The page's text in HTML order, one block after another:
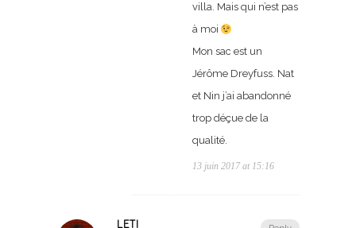
villa. Mais qui n’est pas
à moi
Mon sac est un
Jérôme Dreyfuss. Nat
et Nin j’ai abandonné
trop déçue de la
qualité.
13 juin 2017 at 15:16
LETI